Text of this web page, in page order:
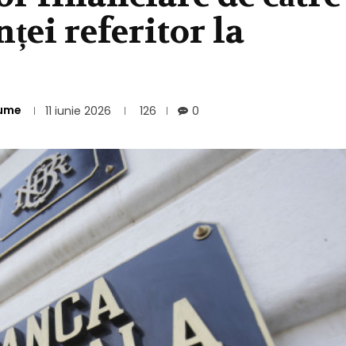
referitor la
11 iunie 2026 126 0